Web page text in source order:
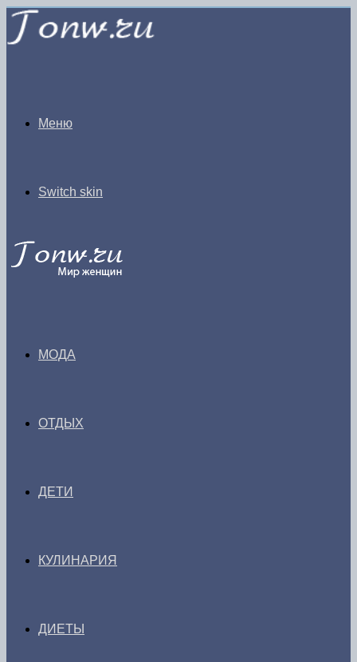
Меню
Switch skin
МОДА
ОТДЫХ
ДЕТИ
КУЛИНАРИЯ
ДИЕТЫ